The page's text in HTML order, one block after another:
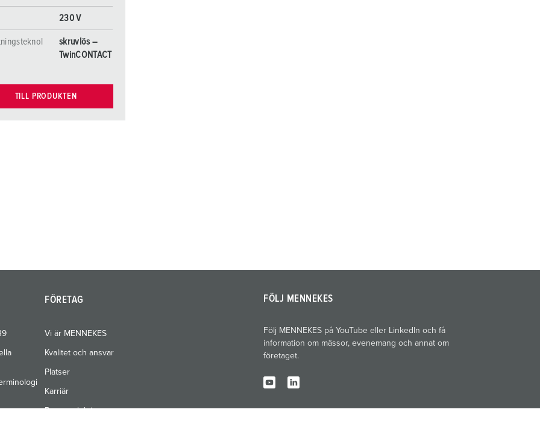
230 V
skruvlös –
TwinCONTACT
TILL PRODUKTEN
FÖRETAG
Vi är MENNEKES
Kvalitet och ansvar
Platser
Karriär
Pressavdelning
FÖLJ MENNEKES
Följ MENNEKES på YouTube eller LinkedIn och få
information om mässor, evenemang och annat om
företaget.